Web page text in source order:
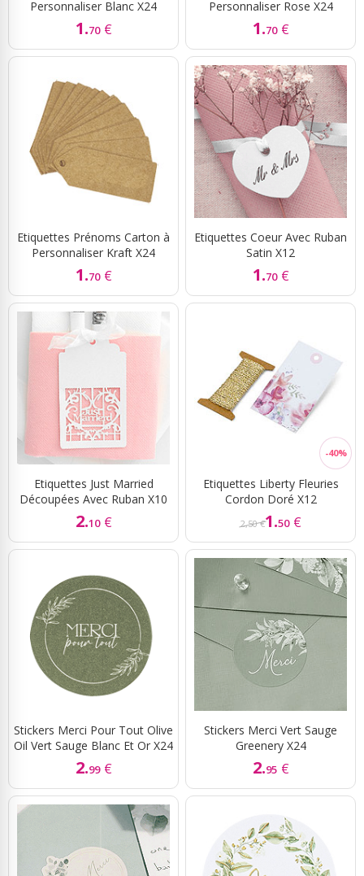
Personnaliser Blanc X24
1.70 €
Personnaliser Rose X24
1.70 €
Etiquettes Prénoms Carton à
Personnaliser Kraft X24
1.70 €
Etiquettes Coeur Avec Ruban
Satin X12
1.70 €
Etiquettes Just Married
Découpées Avec Ruban X10
2.10 €
Etiquettes Liberty Fleuries
Cordon Doré X12
2,50 €1.50 €
Stickers Merci Pour Tout Olive
Oil Vert Sauge Blanc Et Or X24
2.99 €
Stickers Merci Vert Sauge
Greenery X24
2.95 €